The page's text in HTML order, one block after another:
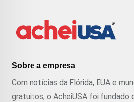
Sobre a empresa
Com notícias da Flórida, EUA e
gratuitos, o AcheiUSA foi fundado